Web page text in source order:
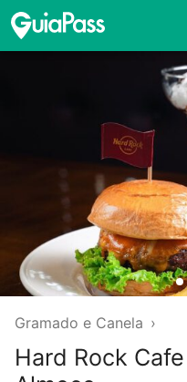
Gramado e Canela ›
Hard Rock